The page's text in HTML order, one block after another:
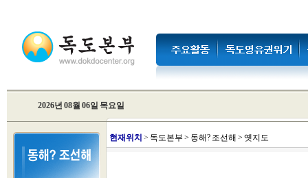
2026년 08월 06일 목요일
현재위치 > 독도본부 > 동해? 조선해 > 옛지도